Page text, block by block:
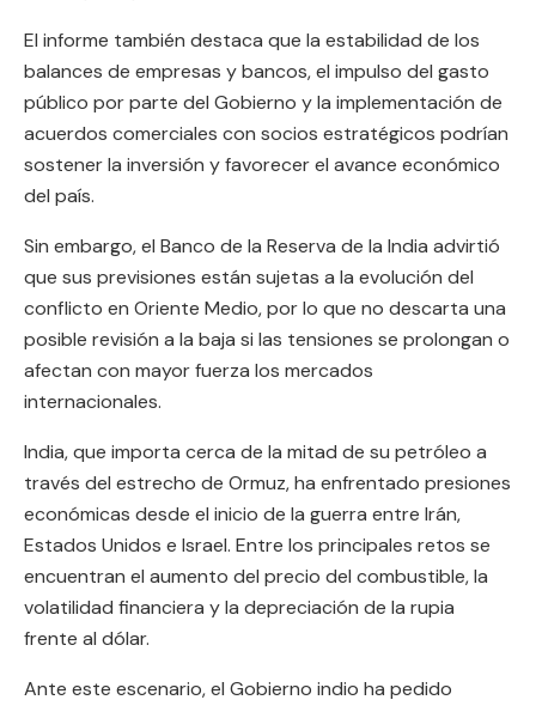
El informe también destaca que la estabilidad de los
balances de empresas y bancos, el impulso del gasto
público por parte del Gobierno y la implementación de
acuerdos comerciales con socios estratégicos podrían
sostener la inversión y favorecer el avance económico
del país.
Sin embargo, el Banco de la Reserva de la India advirtió
que sus previsiones están sujetas a la evolución del
conflicto en Oriente Medio, por lo que no descarta una
posible revisión a la baja si las tensiones se prolongan o
afectan con mayor fuerza los mercados
internacionales.
India, que importa cerca de la mitad de su petróleo a
través del estrecho de Ormuz, ha enfrentado presiones
económicas desde el inicio de la guerra entre Irán,
Estados Unidos e Israel. Entre los principales retos se
encuentran el aumento del precio del combustible, la
volatilidad financiera y la depreciación de la rupia
frente al dólar.
Ante este escenario, el Gobierno indio ha pedido